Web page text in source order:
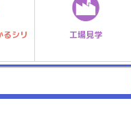
るシリ
工場見学